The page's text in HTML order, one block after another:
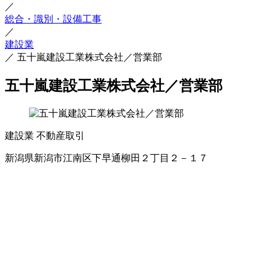
／
総合・識別・設備工事
／
建設業
／ 五十嵐建設工業株式会社／営業部
五十嵐建設工業株式会社／営業部
建設業 不動産取引
新潟県新潟市江南区下早通柳田２丁目２－１７